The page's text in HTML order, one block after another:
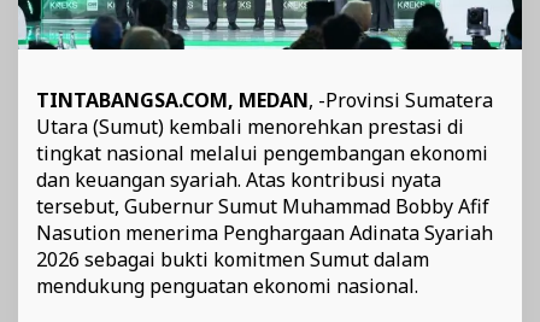
TINTABANGSA.COM, MEDAN, -Provinsi Sumatera
Utara (Sumut) kembali menorehkan prestasi di
tingkat nasional melalui pengembangan ekonomi
dan keuangan syariah. Atas kontribusi nyata
tersebut, Gubernur Sumut Muhammad Bobby Afif
Nasution menerima Penghargaan Adinata Syariah
2026 sebagai bukti komitmen Sumut dalam
mendukung penguatan ekonomi nasional.